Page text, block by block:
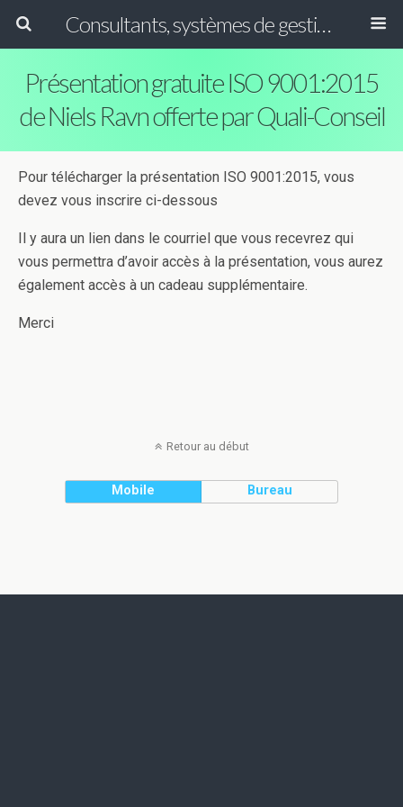
Consultants, systèmes de gestion ISO, HACCP et GFSI
Présentation gratuite ISO 9001:2015
de Niels Ravn offerte par Quali-Conseil
Pour télécharger la présentation ISO 9001:2015, vous
devez vous inscrire ci-dessous
Il y aura un lien dans le courriel que vous recevrez qui
vous permettra d’avoir accès à la présentation, vous aurez
également accès à un cadeau supplémentaire.
Merci
Retour au début
Mobile Bureau